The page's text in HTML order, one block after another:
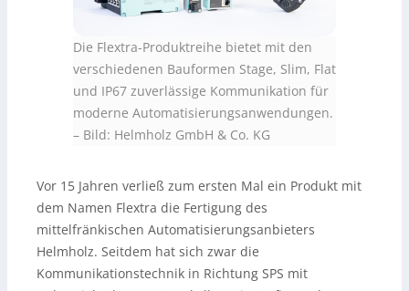
Die Flextra-Produktreihe bietet mit den
verschiedenen Bauformen Stage, Slim, Flat
und IP67 zuverlässige Kommunikation für
moderne Automatisierungsanwendungen.
– Bild: Helmholz GmbH & Co. KG
Vor 15 Jahren verließ zum ersten Mal ein Produkt mit
dem Namen Flextra die Fertigung des
mittelfränkischen Automatisierungsanbieters
Helmholz. Seitdem hat sich zwar die
Kommunikationstechnik in Richtung SPS mit